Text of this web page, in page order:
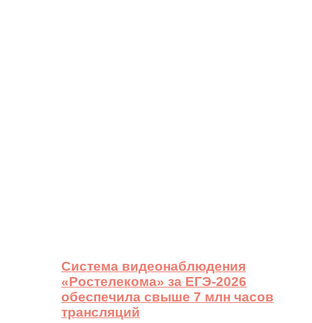
Система видеонаблюдения
«Ростелекома» за ЕГЭ-2026
обеспечила свыше 7 млн часов
трансляций